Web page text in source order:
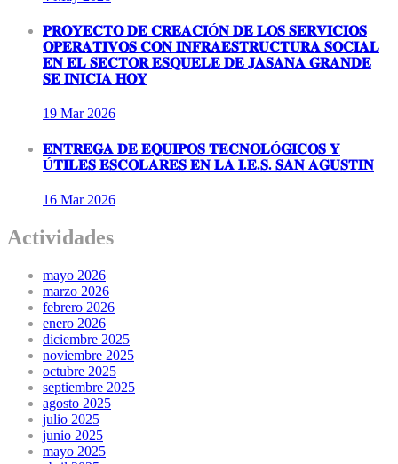
𝐏𝐑𝐎𝐘𝐄𝐂𝐓𝐎 𝐃𝐄 𝐂𝐑𝐄𝐀𝐂𝐈Ó𝐍 𝐃𝐄 𝐋𝐎𝐒 𝐒𝐄𝐑𝐕𝐈𝐂𝐈𝐎𝐒
𝐎𝐏𝐄𝐑𝐀𝐓𝐈𝐕𝐎𝐒 𝐂𝐎𝐍 𝐈𝐍𝐅𝐑𝐀𝐄𝐒𝐓𝐑𝐔𝐂𝐓𝐔𝐑𝐀 𝐒𝐎𝐂𝐈𝐀𝐋
𝐄𝐍 𝐄𝐋 𝐒𝐄𝐂𝐓𝐎𝐑 𝐄𝐒𝐐𝐔𝐄𝐋𝐄 𝐃𝐄 𝐉𝐀𝐒𝐀𝐍𝐀 𝐆𝐑𝐀𝐍𝐃𝐄
𝐒𝐄 𝐈𝐍𝐈𝐂𝐈𝐀 𝐇𝐎𝐘
19 Mar2026
𝐄𝐍𝐓𝐑𝐄𝐆𝐀 𝐃𝐄 𝐄𝐐𝐔𝐈𝐏𝐎𝐒 𝐓𝐄𝐂𝐍𝐎𝐋Ó𝐆𝐈𝐂𝐎𝐒 𝐘
Ú𝐓𝐈𝐋𝐄𝐒 𝐄𝐒𝐂𝐎𝐋𝐀𝐑𝐄𝐒 𝐄𝐍 𝐋𝐀 𝐈.𝐄.𝐒. 𝐒𝐀𝐍 𝐀𝐆𝐔𝐒𝐓𝐈𝐍
16 Mar2026
Actividades
mayo 2026
marzo 2026
febrero 2026
enero 2026
diciembre 2025
noviembre 2025
octubre 2025
septiembre 2025
agosto 2025
julio 2025
junio 2025
mayo 2025